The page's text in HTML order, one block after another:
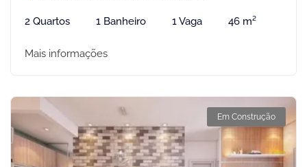
2 Quartos 1 Banheiro 1 Vaga 46 m²
Mais informações
Em Construção